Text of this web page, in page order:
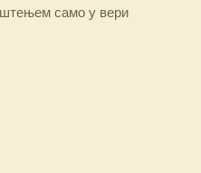
само у вери